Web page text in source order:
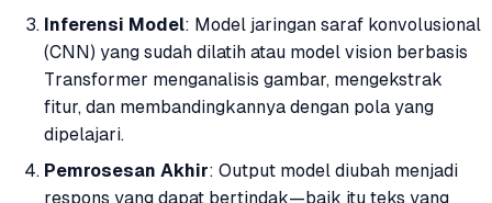
Inferensi Model: Model jaringan saraf konvolusional
(CNN) yang sudah dilatih atau model vision berbasis
Transformer menganalisis gambar, mengekstrak
fitur, dan membandingkannya dengan pola yang
dipelajari.
Pemrosesan Akhir: Output model diubah menjadi
respons yang dapat bertindak—baik itu teks yang